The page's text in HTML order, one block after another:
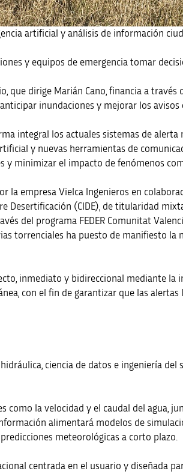
artificial y análisis de información
y equipos de emergencia tomar
que dirige Marián Cano, financia a
inundaciones y mejorar los
integral los actuales sistemas de
y nuevas herramientas de
minimizar el impacto de fenómenos
la empresa Vielca Ingenieros en
Desertificación (CIDE), de titularidad
del programa FEDER Comunitat
torrenciales ha puesto de manifiesto
inmediato y bidireccional mediante
con el fin de garantizar que las
ciencia de datos e ingeniería
como la velocidad y el caudal del agua,
alimentará modelos de
meteorológicas a corto plazo.
centrada en el usuario y diseñada